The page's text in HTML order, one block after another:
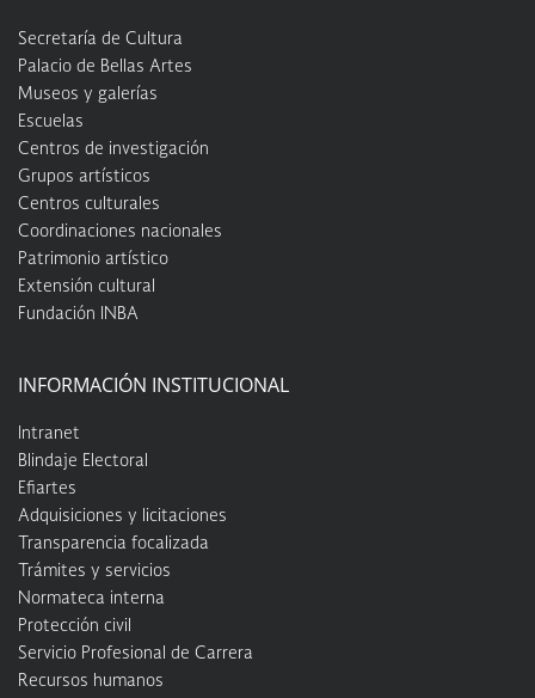
Secretaría de Cultura
Palacio de Bellas Artes
Museos y galerías
Escuelas
Centros de investigación
Grupos artísticos
Centros culturales
Coordinaciones nacionales
Patrimonio artístico
Extensión cultural
Fundación INBA
INFORMACIÓN INSTITUCIONAL
Intranet
Blindaje Electoral
Efiartes
Adquisiciones y licitaciones
Transparencia focalizada
Trámites y servicios
Normateca interna
Protección civil
Servicio Profesional de Carrera
Recursos humanos